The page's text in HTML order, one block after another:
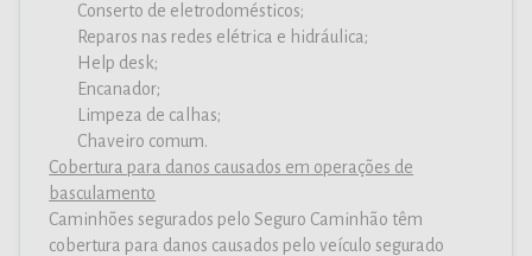
Conserto de eletrodomésticos;
Reparos nas redes elétrica e hidráulica;
Help desk;
Encanador;
Limpeza de calhas;
Chaveiro comum.
Cobertura para danos causados em operações de
basculamento
Caminhões segurados pelo Seguro Caminhão têm
cobertura para danos causados pelo veículo segurado